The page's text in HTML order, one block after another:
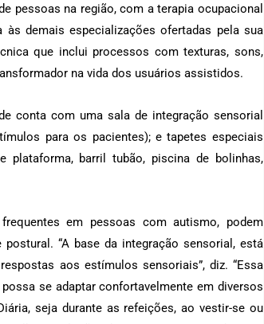
pessoas na região, com a terapia ocupacional
demais especializações ofertadas pela sua
que inclui processos com texturas, sons,
na vida dos usuários assistidos.
conta com uma sala de integração sensorial
para os pacientes); e tapetes especiais
barril tubão, piscina de bolinhas,
em pessoas com autismo, podem
“A base da integração sensorial, está
aos estímulos sensoriais”, diz. “Essa
se adaptar confortavelmente em diversos
seja durante as refeições, ao vestir-se ou